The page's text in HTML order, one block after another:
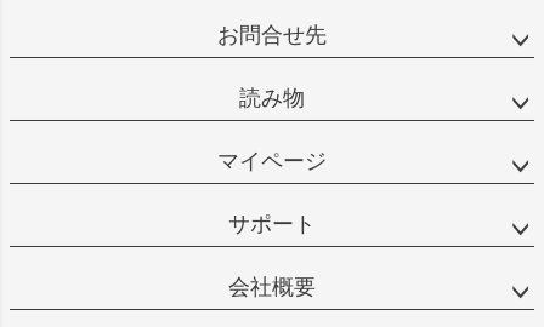
お問合せ先
読み物
マイページ
サポート
会社概要